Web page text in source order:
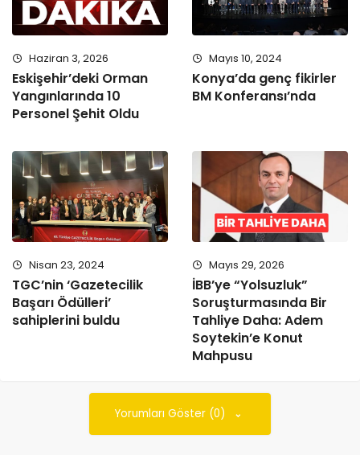
Haziran 3, 2026
Eskişehir’deki Orman
Yangınlarında 10
Personel Şehit Oldu
Mayıs 10, 2024
Konya’da genç fikirler
BM Konferansı’nda
Nisan 23, 2024
TGC’nin ‘Gazetecilik
Başarı Ödülleri’
sahiplerini buldu
Mayıs 29, 2026
İBB’ye “Yolsuzluk”
Soruşturmasında Bir
Tahliye Daha: Adem
Soytekin’e Konut
Mahpusu
Yorumları Göster (0)